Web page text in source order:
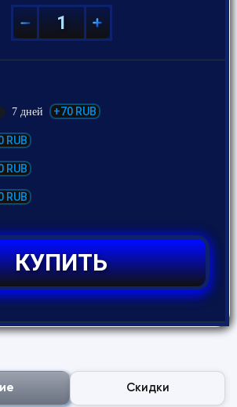
7 дней +70 RUB
RUB
RUB
RUB
КУПИТЬ
Скидки